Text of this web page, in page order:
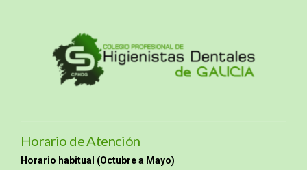
Horario de Atención
Horario habitual (Octubre a Mayo)